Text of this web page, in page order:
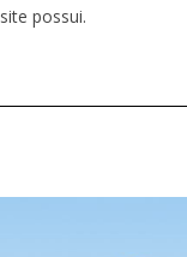
site possui.